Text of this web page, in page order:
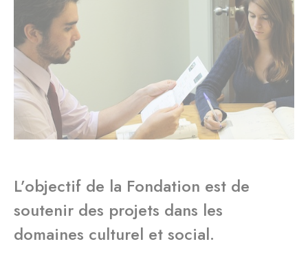
L’objectif de la Fondation est de
soutenir des projets dans les
domaines culturel et social.